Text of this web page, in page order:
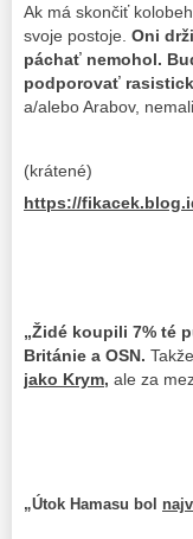
Ak má skončiť
svoje postoje. Oni
páchať nemohol.
podporovať
a/alebo Arabov,
(krátené)
https://
„Židé koupili 7% té
Británie a OSN.
jako Krym, ale za
„Útok Hamasu bol